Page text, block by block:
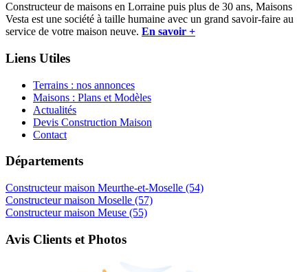
Constructeur de maisons en Lorraine puis plus de 30 ans, Maisons
Vesta est une société à taille humaine avec un grand savoir-faire au
service de votre maison neuve. En savoir +
Liens Utiles
Terrains : nos annonces
Maisons : Plans et Modèles
Actualités
Devis Construction Maison
Contact
Départements
Constructeur maison Meurthe-et-Moselle (54)
Constructeur maison Moselle (57)
Constructeur maison Meuse (55)
Avis Clients et Photos